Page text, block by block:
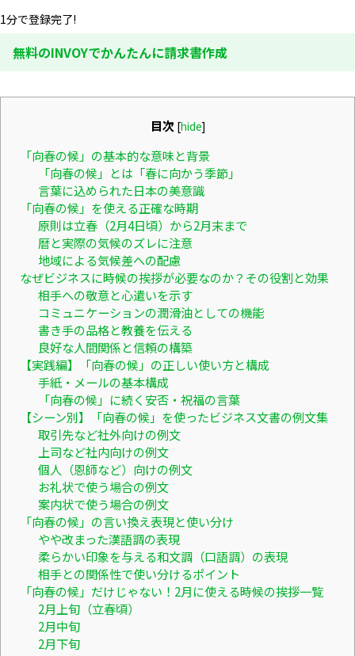
1分で登録完了!
無料のINVOYでかんたんに請求書作成
目次 [hide]
「向春の候」の基本的な意味と背景
「向春の候」とは「春に向かう季節」
言葉に込められた日本の美意識
「向春の候」を使える正確な時期
原則は立春（2月4日頃）から2月末まで
暦と実際の気候のズレに注意
地域による気候差への配慮
なぜビジネスに時候の挨拶が必要なのか？その役割と効果
相手への敬意と心遣いを示す
コミュニケーションの潤滑油としての機能
書き手の品格と教養を伝える
良好な人間関係と信頼の構築
【実践編】「向春の候」の正しい使い方と構成
手紙・メールの基本構成
「向春の候」に続く安否・祝福の言葉
【シーン別】「向春の候」を使ったビジネス文書の例文集
取引先など社外向けの例文
上司など社内向けの例文
個人（恩師など）向けの例文
お礼状で使う場合の例文
案内状で使う場合の例文
「向春の候」の言い換え表現と使い分け
やや改まった漢語調の表現
柔らかい印象を与える和文調（口語調）の表現
相手との関係性で使い分けるポイント
「向春の候」だけじゃない！2月に使える時候の挨拶一覧
2月上旬（立春頃）
2月中旬
2月下旬